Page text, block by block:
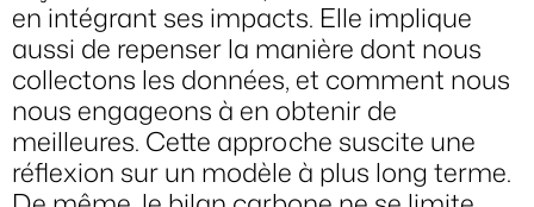
en intégrant ses impacts. Elle implique
aussi de repenser la manière dont nous
collectons les données, et comment nous
nous engageons à en obtenir de
meilleures. Cette approche suscite une
réflexion sur un modèle à plus long terme.